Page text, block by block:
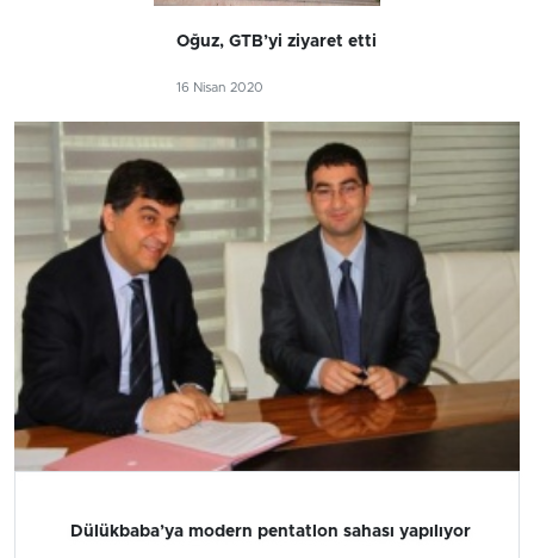
Oğuz, GTB’yi ziyaret etti
16 Nisan 2020
Dülükbaba’ya modern pentatlon sahası yapılıyor